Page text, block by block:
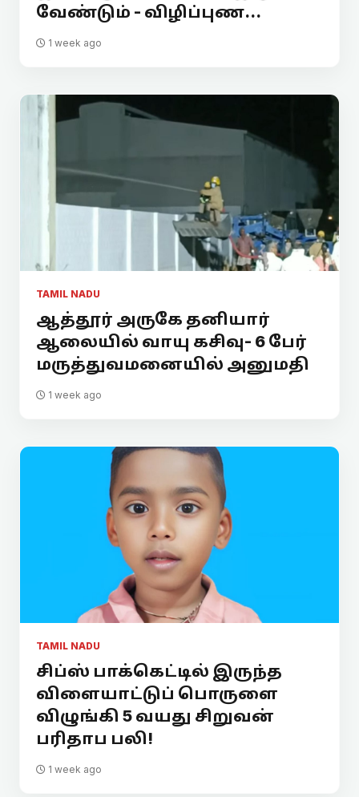
வேண்டும் - விழிப்புண...
1 week ago
TAMIL NADU
ஆத்தூர் அருகே தனியார்
ஆலையில் வாயு கசிவு- 6 பேர்
மருத்துவமனையில் அனுமதி
1 week ago
TAMIL NADU
சிப்ஸ் பாக்கெட்டில் இருந்த
விளையாட்டுப் பொருளை
விழுங்கி 5 வயது சிறுவன்
பரிதாப பலி!
1 week ago